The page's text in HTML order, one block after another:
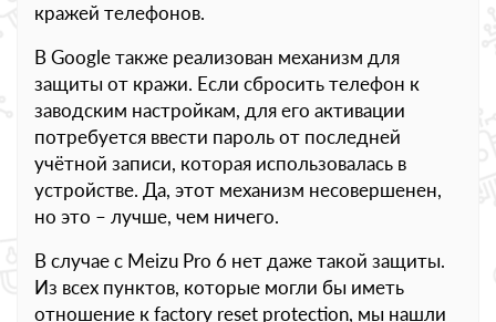
кражей телефонов.
В Google также реализован механизм для
защиты от кражи. Если сбросить телефон к
заводским настройкам, для его активации
потребуется ввести пароль от последней
учётной записи, которая использовалась в
устройстве. Да, этот механизм несовершенен,
но это – лучше, чем ничего.
В случае с Meizu Pro 6 нет даже такой защиты.
Из всех пунктов, которые могли бы иметь
отношение к factory reset protection, мы нашли